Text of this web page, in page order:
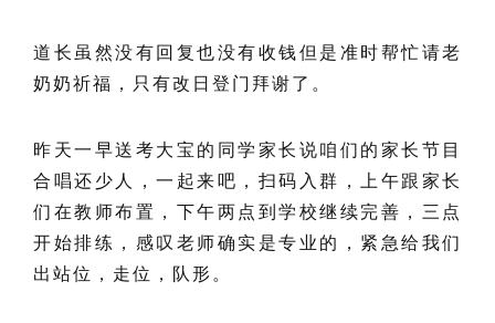
道长虽然没有回复也没有收钱但是准时帮忙请老
奶奶祈福，只有改日登门拜谢了。
昨天一早送考大宝的同学家长说咱们的家长节目
合唱还少人，一起来吧，扫码入群，上午跟家长
们在教师布置，下午两点到学校继续完善，三点
开始排练，感叹老师确实是专业的，紧急给我们
出站位，走位，队形。